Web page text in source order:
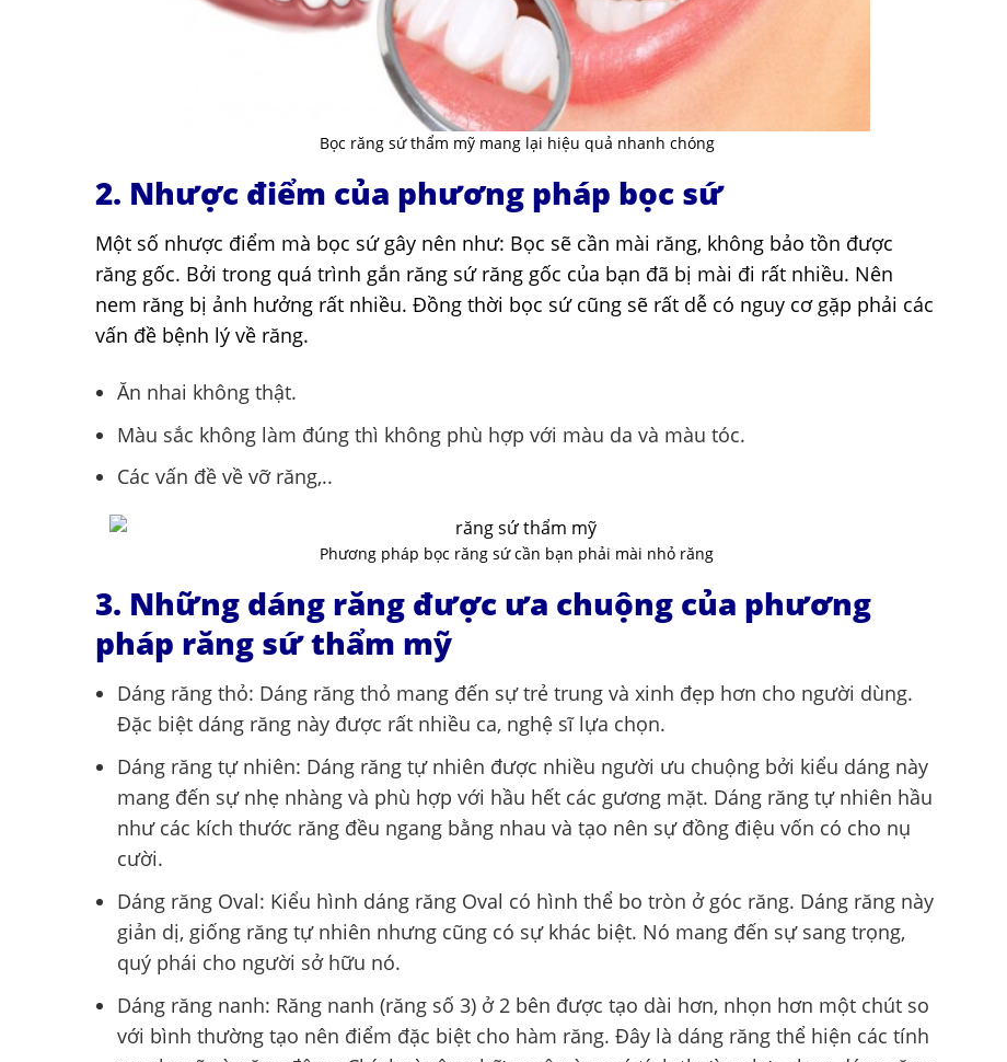
Bọc răng sứ thẩm mỹ mang lại hiệu quả nhanh chóng
2. Nhược điểm của phương pháp bọc sứ
Một số nhược điểm mà bọc sứ gây nên như: Bọc sẽ cần mài răng, không bảo tồn được
răng gốc. Bởi trong quá trình gắn răng sứ răng gốc của bạn đã bị mài đi rất nhiều. Nên
nem răng bị ảnh hưởng rất nhiều. Đồng thời bọc sứ cũng sẽ rất dễ có nguy cơ gặp phải các
vấn đề bệnh lý về răng.
Ăn nhai không thật.
Màu sắc không làm đúng thì không phù hợp với màu da và màu tóc.
Các vấn đề về vỡ răng,..
Phương pháp bọc răng sứ cần bạn phải mài nhỏ răng
3. Những dáng răng được ưa chuộng của phương
pháp răng sứ thẩm mỹ
Dáng răng thỏ: Dáng răng thỏ mang đến sự trẻ trung và xinh đẹp hơn cho người dùng.
Đặc biệt dáng răng này được rất nhiều ca, nghệ sĩ lựa chọn.
Dáng răng tự nhiên: Dáng răng tự nhiên được nhiều người ưu chuộng bởi kiểu dáng này
mang đến sự nhẹ nhàng và phù hợp với hầu hết các gương mặt. Dáng răng tự nhiên hầu
như các kích thước răng đều ngang bằng nhau và tạo nên sự đồng điệu vốn có cho nụ
cười.
Dáng răng Oval: Kiểu hình dáng răng Oval có hình thể bo tròn ở góc răng. Dáng răng này
giản dị, giống răng tự nhiên nhưng cũng có sự khác biệt. Nó mang đến sự sang trọng,
quý phái cho người sở hữu nó.
Dáng răng nanh: Răng nanh (răng số 3) ở 2 bên được tạo dài hơn, nhọn hơn một chút so
với bình thường tạo nên điểm đặc biệt cho hàm răng. Đây là dáng răng thể hiện các tính